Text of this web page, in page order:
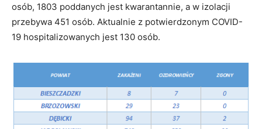
osób, 1803 poddanych jest kwarantannie, a w izolacji
przebywa 451 osób. Aktualnie z potwierdzonym COVID-
19 hospitalizowanych jest 130 osób.